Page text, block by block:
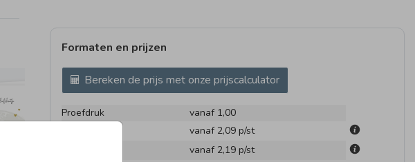
Formaten en prijzen
Bereken de prijs met onze prijscalculator
Proefdruk
vanaf 1,00
vanaf 2,09 p/st
vanaf 2,19 p/st